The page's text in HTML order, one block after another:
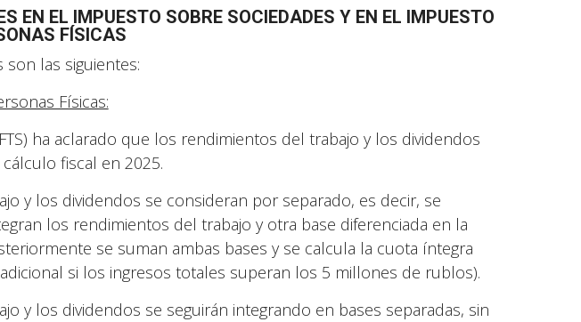
EN EL IMPUESTO SOBRE SOCIEDADES Y EN EL IMPUESTO
FÍSICAS
son las siguientes:
Físicas:
ha aclarado que los rendimientos del trabajo y los dividendos
fiscal en 2025.
y los dividendos se consideran por separado, es decir, se
los rendimientos del trabajo y otra base diferenciada en la
se suman ambas bases y se calcula la cuota íntegra
si los ingresos totales superan los 5 millones de rublos).
y los dividendos se seguirán integrando en bases separadas, sin